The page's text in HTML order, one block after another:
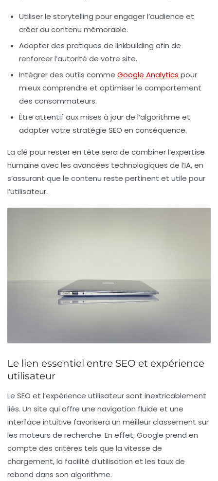
Utiliser le storytelling pour engager l’audience et
créer du contenu mémorable.
Adopter des pratiques de linkbuilding afin de
renforcer l’autorité de votre site.
Intégrer des outils comme Google Analytics pour
mieux comprendre et optimiser le comportement
des consommateurs.
Être attentif aux mises à jour de l’algorithme et
adapter votre stratégie SEO en conséquence.
La clé pour rester en tête sera de combiner l’expertise
humaine avec les avancées technologiques de l’IA, en
s’assurant que le contenu reste pertinent et utile pour
l’utilisateur.
Le lien essentiel entre SEO et expérience
utilisateur
Le SEO et l’expérience utilisateursont inextricablement
liés. Un site qui offre une navigation fluide et une
interface intuitive favorisera un meilleur classement sur
les moteurs de recherche. En effet, Google prend en
compte des critères tels que la vitesse de
chargement, la facilité d’utilisation et les taux de
rebond dans son algorithme.